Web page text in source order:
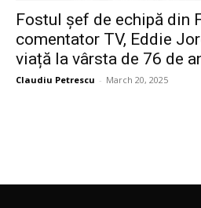
Fostul șef de echipă din
comentator TV, Eddie
viață la vârsta de 76 de
Claudiu Petrescu - March 20, 2025